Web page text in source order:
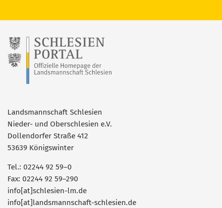
Landsmannschaft Schlesien
Nieder- und Oberschlesien e.V.
Dollendorfer Straße 412
53639 Königswinter
Tel.: 02244 92 59–0
Fax: 02244 92 59–290
info[at]schlesien-lm.de
info[at]landsmannschaft-schlesien.de